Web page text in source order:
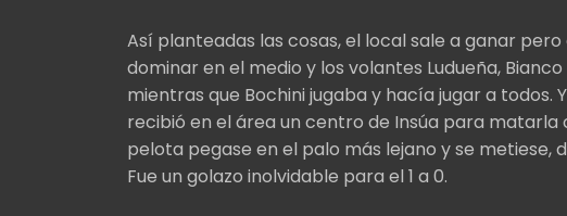
Así planteadas las cosas, el local sale a ganar
dominar en el medio y los volantes Ludueña,
mientras que Bochini jugaba y hacía jugar a todos.
recibió en el área un centro de Insúa para
pelota pegase en el palo más lejano y se metiese,
Fue un golazo inolvidable para el 1 a 0.